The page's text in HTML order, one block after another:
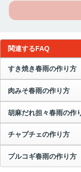
関連するFAQ
すき焼き春雨の作り方
肉みそ春雨の作り方
胡麻だれ担々春雨の作
チャプチェの作り方
プルコギ春雨の作り方